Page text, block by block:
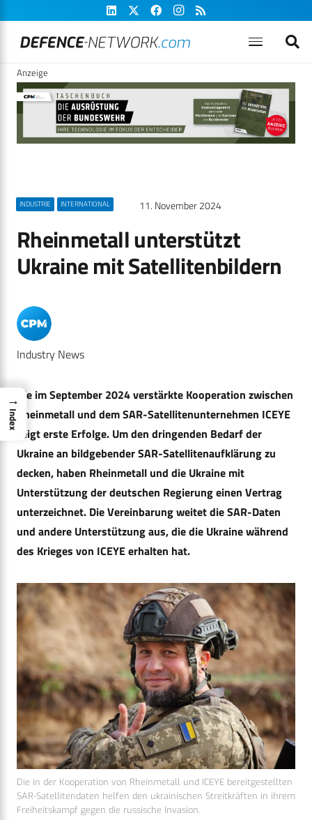
Anzeige
INDUSTRIE INTERNATIONAL 11. November 2024
Rheinmetall unterstützt
Ukraine mit Satellitenbildern
Industry News
Die im September 2024 verstärkte Kooperation zwischen
Rheinmetall und dem SAR-Satellitenunternehmen ICEYE
zeigt erste Erfolge. Um den dringenden Bedarf der
Ukraine an bildgebender SAR-Satellitenaufklärung zu
decken, haben Rheinmetall und die Ukraine mit
Unterstützung der deutschen Regierung einen Vertrag
unterzeichnet. Die Vereinbarung weitet die SAR-Daten
und andere Unterstützung aus, die die Ukraine während
des Krieges von ICEYE erhalten hat.
Die in der Kooperation von Rheinmetall und ICEYE bereitgestellten
SAR-Satellitendaten helfen den ukrainischen Streitkräften in ihrem
Freiheitskampf gegen die russische Invasion.
→
Index